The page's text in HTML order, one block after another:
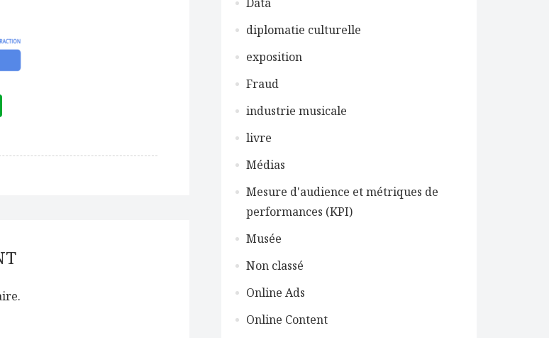
diplomatie culturelle
exposition
Fraud
industrie musicale
livre
Médias
Mesure d'audience et métriques de
performances (KPI)
Musée
Non classé
Online Ads
Online Content